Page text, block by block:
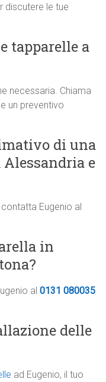
discutere le tue
tapparelle a
necessaria. Chiama
un preventivo
di una
e
Eugenio al
in
al0131 080035
delle
ad Eugenio, il tuo